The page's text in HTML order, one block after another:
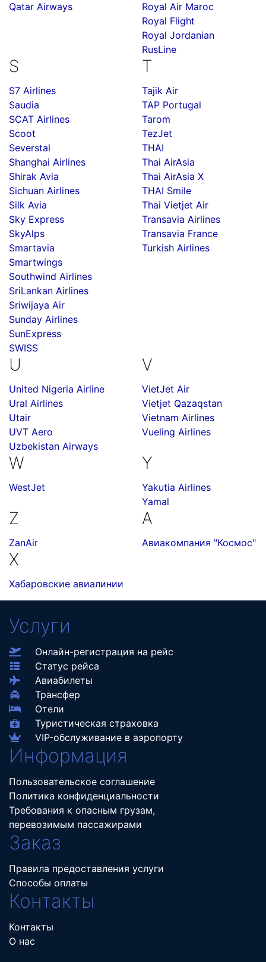
Qatar Airways
Royal Air Maroc
Royal Flight
Royal Jordanian
RusLine
S
S7 Airlines
Saudia
SCAT Airlines
Scoot
Severstal
Shanghai Airlines
Shirak Avia
Sichuan Airlines
Silk Avia
Sky Express
SkyAlps
Smartavia
Smartwings
Southwind Airlines
SriLankan Airlines
Sriwijaya Air
Sunday Airlines
SunExpress
SWISS
T
Tajik Air
TAP Portugal
Tarom
TezJet
THAI
Thai AirAsia
Thai AirAsia X
THAI Smile
Thai Vietjet Air
Transavia Airlines
Transavia France
Turkish Airlines
U
United Nigeria Airline
Ural Airlines
Utair
UVT Aero
Uzbekistan Airways
V
VietJet Air
Vietjet Qazaqstan
Vietnam Airlines
Vueling Airlines
W
WestJet
Y
Yakutia Airlines
Yamal
Z
ZanAir
А
Авиакомпания "Космос"
Х
Хабаровские авиалинии
Услуги
Онлайн-регистрация на рейс
Статус рейса
Авиабилеты
Трансфер
Отели
Туристическая страховка
VIP-обслуживание в аэропорту
Информация
Пользовательское соглашение
Политика конфиденциальности
Требования к опасным грузам,
перевозимым пассажирами
Заказ
Правила предоставления услуги
Способы оплаты
Контакты
Контакты
О нас